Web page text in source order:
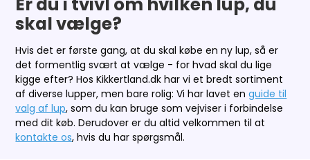
skal vælge?
Hvis det er første gang, at du skal købe en ny lup, så er
det formentlig svært at vælge - for hvad skal du lige
kigge efter? Hos Kikkertland.dk har vi et bredt sortiment
af diverse lupper, men bare rolig: Vi har lavet en guide til
valg af lup, som du kan bruge som vejviser i forbindelse
med dit køb. Derudover er du altid velkommen til at
kontakte os, hvis du har spørgsmål.